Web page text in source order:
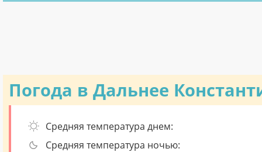
Погода в Дальнее
Средняя температура днем:
Средняя температура ночью: